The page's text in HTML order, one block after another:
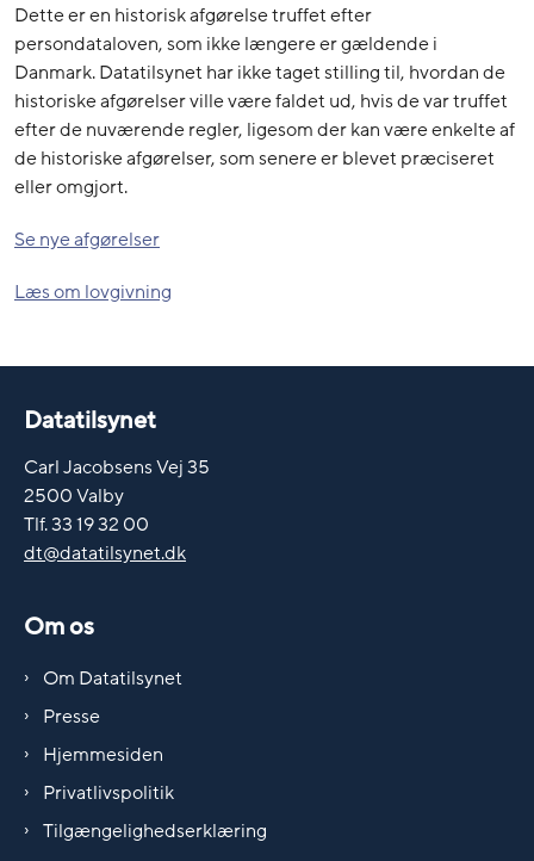
Dette er en historisk afgørelse truffet efter
persondataloven, som ikke længere er gældende i
Danmark. Datatilsynet har ikke taget stilling til, hvordan de
historiske afgørelser ville være faldet ud, hvis de var truffet
efter de nuværende regler, ligesom der kan være enkelte af
de historiske afgørelser, som senere er blevet præciseret
eller omgjort.
Se nye afgørelser
Læs om lovgivning
Datatilsynet
Carl Jacobsens Vej 35
2500 Valby
Tlf. 33 19 32 00
dt@datatilsynet.dk
Om os
Om Datatilsynet
Presse
Hjemmesiden
Privatlivspolitik
Tilgængelighedserklæring